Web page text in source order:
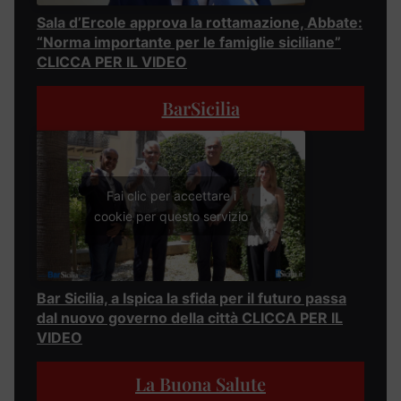
Sala d’Ercole approva la rottamazione, Abbate:
“Norma importante per le famiglie siciliane”
CLICCA PER IL VIDEO
BarSicilia
Fai clic per accettare i
cookie per questo servizio
Bar Sicilia, a Ispica la sfida per il futuro passa
dal nuovo governo della città CLICCA PER IL
VIDEO
La Buona Salute